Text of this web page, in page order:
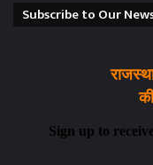
Subscribe to Our
Sign up to